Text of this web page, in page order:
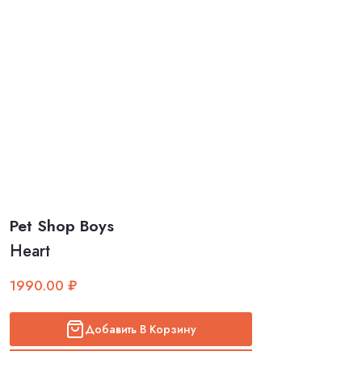
Pet Shop Boys
Heart
1990.00 ₽
Добавить В Корзину